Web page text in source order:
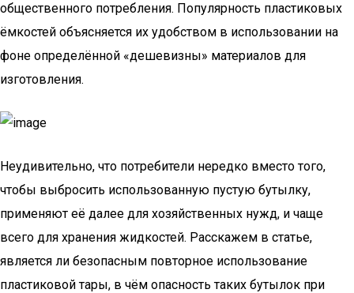
общественного потребления. Популярность пластиковых
ёмкостей объясняется их удобством в использовании на
фоне определённой «дешевизны» материалов для
изготовления.
Неудивительно, что потребители нередко вместо того,
чтобы выбросить использованную пустую бутылку,
применяют её далее для хозяйственных нужд, и чаще
всего для хранения жидкостей. Расскажем в статье,
является ли безопасным повторное использование
пластиковой тары, в чём опасность таких бутылок при